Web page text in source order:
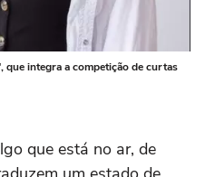
que integra a competição de curtas
que está no ar, de